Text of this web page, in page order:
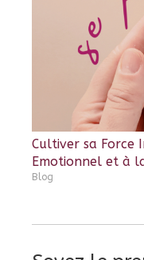
Cultiver sa Force
Emotionnel et à
Blog